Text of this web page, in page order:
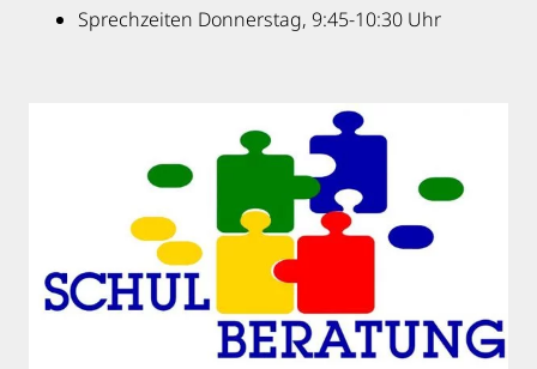
Sprechzeiten Donnerstag, 9:45-10:30 Uhr